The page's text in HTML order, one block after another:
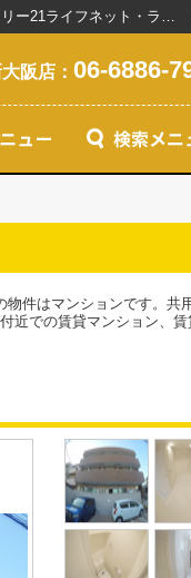
プルメリア江坂／新大阪駅で賃貸マンションを探すなら創業20年以上のセンチュリー21ライフネット・ライブグループ
阪店： 06-6886-
件はマンションです。共
近での賃貸マンション、